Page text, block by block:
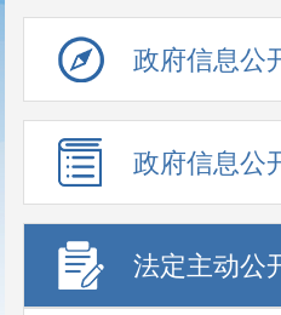
政府信息公
政府信息公
法定主动公